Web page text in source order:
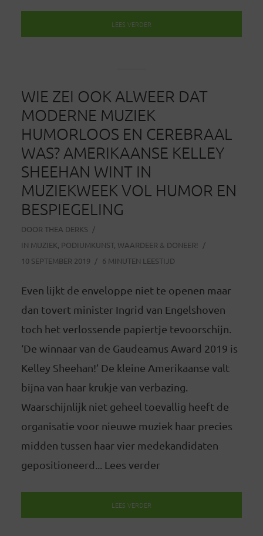
LEES VERDER
WIE ZEI OOK ALWEER DAT
MODERNE MUZIEK
HUMORLOOS EN CEREBRAAL
WAS? AMERIKAANSE KELLEY
SHEEHAN WINT IN
MUZIEKWEEK VOL HUMOR EN
BESPIEGELING
DOOR THEA DERKS
IN MUZIEK, PODIUMKUNST, WAARDEER & DONEER!
10 SEPTEMBER 2019
6 MINUTEN LEESTIJD
Even lijkt de enveloppe niet te openen maar
dan tovert minister Ingrid van Engelshoven
toch het verlossende papiertje tevoorschijn.
‘De winnaar van de Gaudeamus Award 2019 is
Kelley Sheehan!’ De kleine Amerikaanse valt
bijna van haar krukje van verbazing.
Waarschijnlijk niet geheel toevallig heeft de
organisatie voor nieuwe muziek haar precies
midden tussen haar vier medekandidaten
gepositioneerd... Lees verder
LEES VERDER